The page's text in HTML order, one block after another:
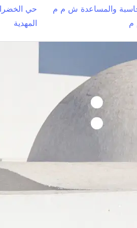
والمساعدة ش م م
حي
م
المهدية